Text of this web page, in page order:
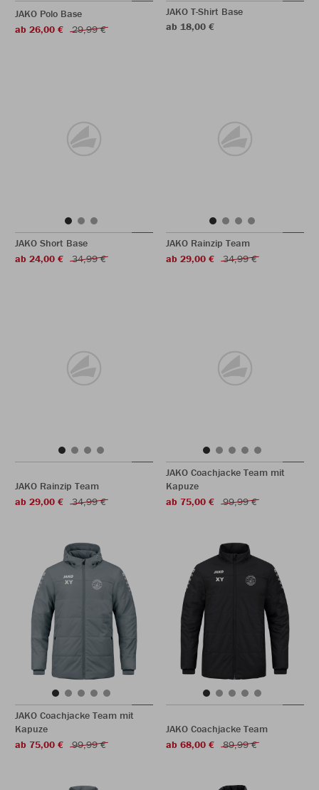
JAKO Polo Base
ab 26,00 €
29,99 €
JAKO T-Shirt Base
ab 18,00 €
JAKO Short Base
ab 24,00 €
34,99 €
JAKO Rainzip Team
ab 29,00 €
34,99 €
JAKO Rainzip Team
ab 29,00 €
34,99 €
JAKO Coachjacke Team mit
Kapuze
ab 75,00 €
99,99 €
JAKO Coachjacke Team mit
Kapuze
ab 75,00 €
99,99 €
JAKO Coachjacke Team
ab 68,00 €
89,99 €